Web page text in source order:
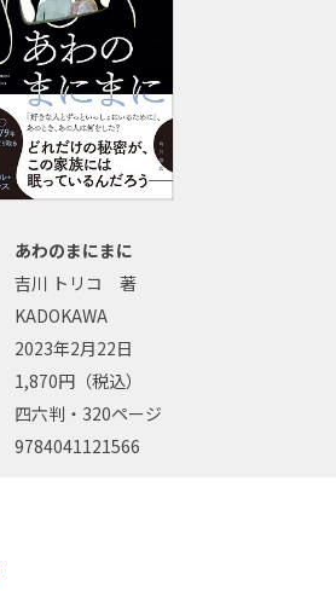
あわのまにまに
吉川 トリコ 著
KADOKAWA
2023年2月22日
1,870円（税込）
四六判・320ページ
9784041121566